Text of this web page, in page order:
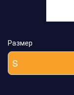
Размер
S